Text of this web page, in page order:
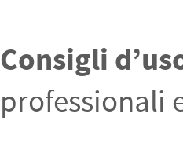
Consigli
professionali